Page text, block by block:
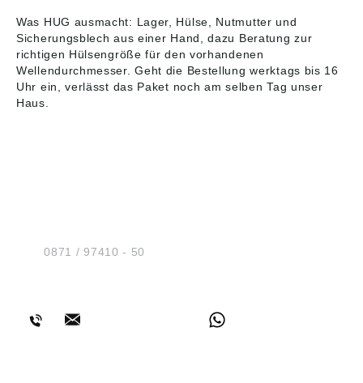
Was HUG ausmacht: Lager, Hülse, Nutmutter und
Sicherungsblech aus einer Hand, dazu Beratung zur
richtigen Hülsengröße für den vorhandenen
Wellendurchmesser. Geht die Bestellung werktags bis 16
Uhr ein, verlässt das Paket noch am selben Tag unser
Haus.
Tel.:0871 / 97410 - 50